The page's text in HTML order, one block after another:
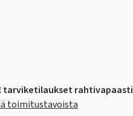
tarviketilaukset rahtivapaasti
toimitustavoista